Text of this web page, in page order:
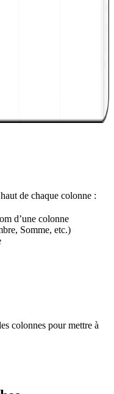
de chaque colonne :
d’une colonne
Somme, etc.)
colonnes pour mettre à